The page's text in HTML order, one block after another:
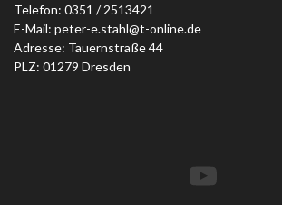
Telefon: 0351 / 2513421
E-Mail: peter-e.stahl@t-online.de
Adresse: Tauernstraße 44
PLZ: 01279 Dresden